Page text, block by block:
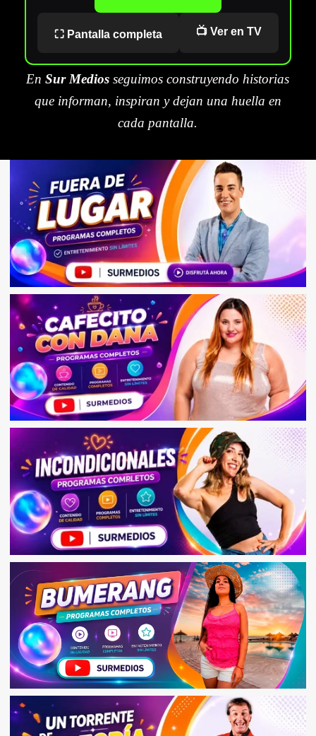
⛶ Pantalla completa 📺 Ver en TV
EnSur Medios seguimos construyendo historias
que informan, inspiran y dejan una huella en
cada pantalla.